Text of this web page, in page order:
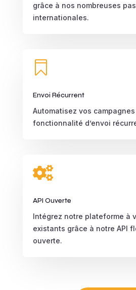
grâce à nos nombreuses
internationales.

Envoi Récurrent
Automatisez vos
fonctionnalité d’envoi

API Ouverte
Intégrez notre plateforme à
existants grâce à notre API
ouverte.